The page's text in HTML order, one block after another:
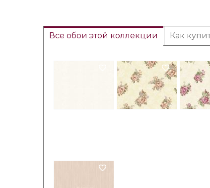
Все обои этой коллекции Как